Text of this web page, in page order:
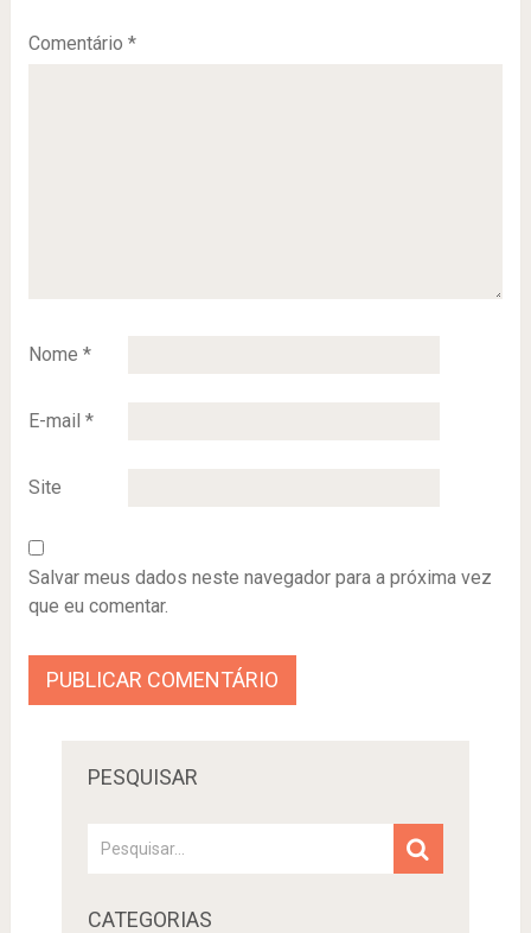
Comentário *
Nome *
E-mail *
Site
Salvar meus dados neste navegador para a próxima vez
que eu comentar.
PESQUISAR
CATEGORIAS